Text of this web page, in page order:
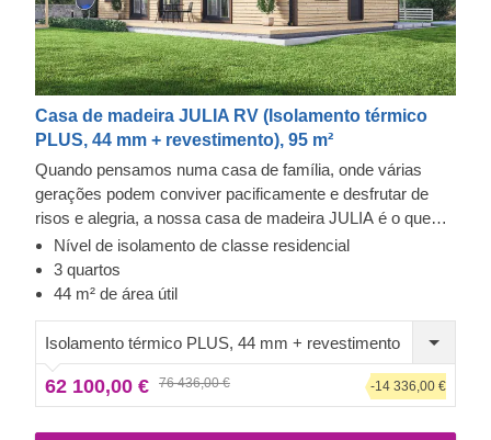
Casa de madeira JULIA RV (Isolamento térmico
PLUS, 44 mm + revestimento), 95 m²
Quando pensamos numa casa de família, onde várias
gerações podem conviver pacificamente e desfrutar de
risos e alegria, a nossa casa de madeira JULIA é o que
nos vem imediatamente à cabeça. Se gosta do estilo
clássico, esta casa vai permitir que experimente a síntese
da forma arquitetónica tradicional, construção robusta e
pareça um verdadeiro lar.
Nível de isolamento de classe residencial
3 quartos
44 m² de área útil
Isolamento térmico PLUS, 44 mm + revestimento
62 100,00 € 76 436,00 € -14 336,00 €